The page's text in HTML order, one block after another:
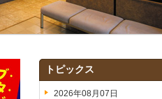
トピックス
2026年08月07日